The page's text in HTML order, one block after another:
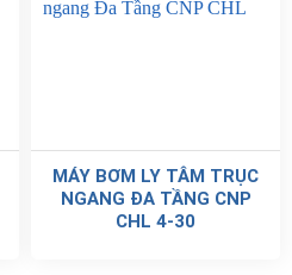
MÁY BƠM LY TÂM TRỤC
NGANG ĐA TẦNG CNP
CHL 4-30